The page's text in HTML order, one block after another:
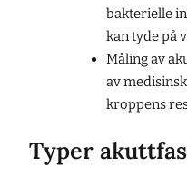
bakterielle
kan tyde på
Måling av
av
kroppens
Typer